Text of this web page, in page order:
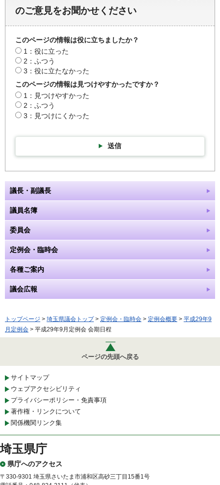
のご意見をお聞かせください
このページの情報は役に立ちましたか？
1：役に立った
2：ふつう
3：役に立たなかった
このページの情報は見つけやすかったですか？
1：見つけやすかった
2：ふつう
3：見つけにくかった
送信
議長・副議長
議員名簿
委員会
定例会・臨時会
各種ご案内
議会広報
トップページ > 埼玉県議会トップ> 定例会・臨時会 > 定例会概要 > 平成29年9
月定例会 > 平成29年9月定例会 会期日程
ページの先頭へ戻る
サイトマップ
ウェブアクセシビリティ
プライバシーポリシー・免責事項
著作権・リンクについて
関係機関リンク集
埼玉県庁
県庁へのアクセス
〒330-9301 埼玉県さいたま市浦和区高砂三丁目15番1号